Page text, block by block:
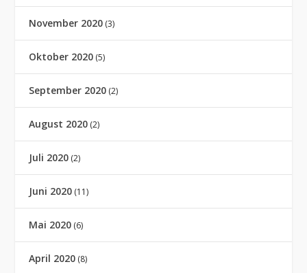
November 2020 (3)
Oktober 2020 (5)
September 2020 (2)
August 2020 (2)
Juli 2020 (2)
Juni 2020 (11)
Mai 2020 (6)
April 2020 (8)